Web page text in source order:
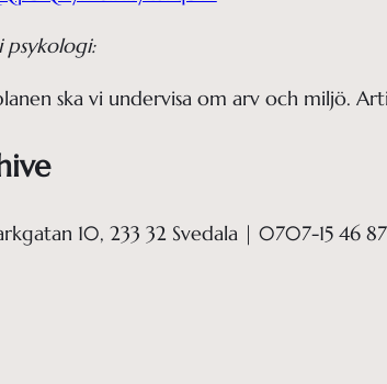
psykologi:
ska vi undervisa om arv och miljö.
10, 233 32 Svedala | 0707-15 46